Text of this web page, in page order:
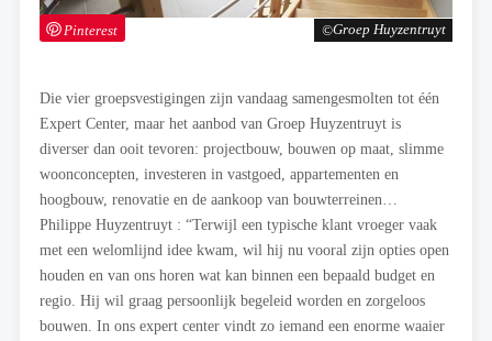
Groep Huyzentruyt
Pinterest
Die vier groepsvestigingen zijn vandaag samengesmolten tot één
Expert Center, maar het aanbod van Groep Huyzentruyt is
diverser dan ooit tevoren: projectbouw, bouwen op maat, slimme
woonconcepten, investeren in vastgoed, appartementen en
hoogbouw, renovatie en de aankoop van bouwterreinen…
Philippe Huyzentruyt : “Terwijl een typische klant vroeger vaak
met een welomlijnd idee kwam, wil hij nu vooral zijn opties open
houden en van ons horen wat kan binnen een bepaald budget en
regio. Hij wil graag persoonlijk begeleid worden en zorgeloos
bouwen. In ons expert center vindt zo iemand een enorme waaier